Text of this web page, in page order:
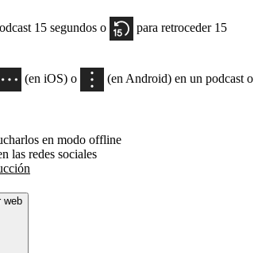
15 segundos o
para retroceder 15
(en iOS) o
(en Android) en un podcast o
en modo offline
las redes sociales
web